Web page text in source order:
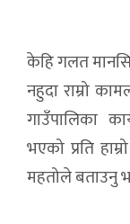
केहि गलत
नहुदा राम्रो
गाउँपालिका
भएको प्रति
महतोले बताउनु